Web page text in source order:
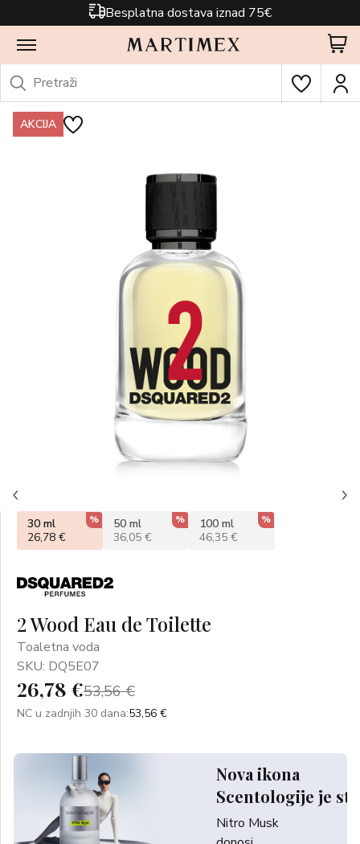
Besplatna dostava iznad 75€
AKCIJA
2 Wood Eau de Toilette
Toaletna voda
SKU: DQ5E07
26,78 €53,56 €
NC u zadnjih 30 dana:53,56 €
Nova ikona
Scentologije je
Nitro Musk
30 ml
26,78 €
%
50 ml
36,05 €
%
100 ml
46,35 €
%